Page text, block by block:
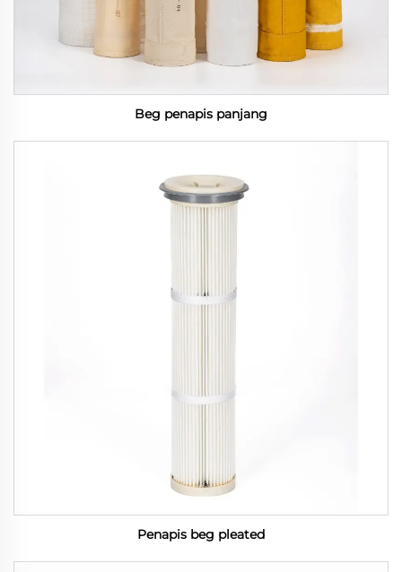
Beg penapis panjang
Penapis beg pleated